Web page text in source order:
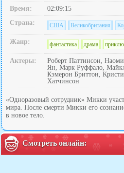
Время:
02:09:15
Страна:
США Великобритания
Жанр: фантастика драма
Актеры:
Роберт Паттинсон,
Ян, Марк Руффало,
Кэмерон Бриттон,
Хатчинсон
«Одноразовый сотрудник» Микки
мира. После смерти Микки его
в новое тело.
Смотреть онлайн: